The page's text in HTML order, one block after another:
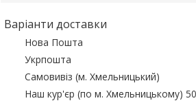
Варіанти доставки
Нова Пошта
Укрпошта
Самовивіз (м. Хмельницький)
Наш кур'єр (по м. Хмельницькому)